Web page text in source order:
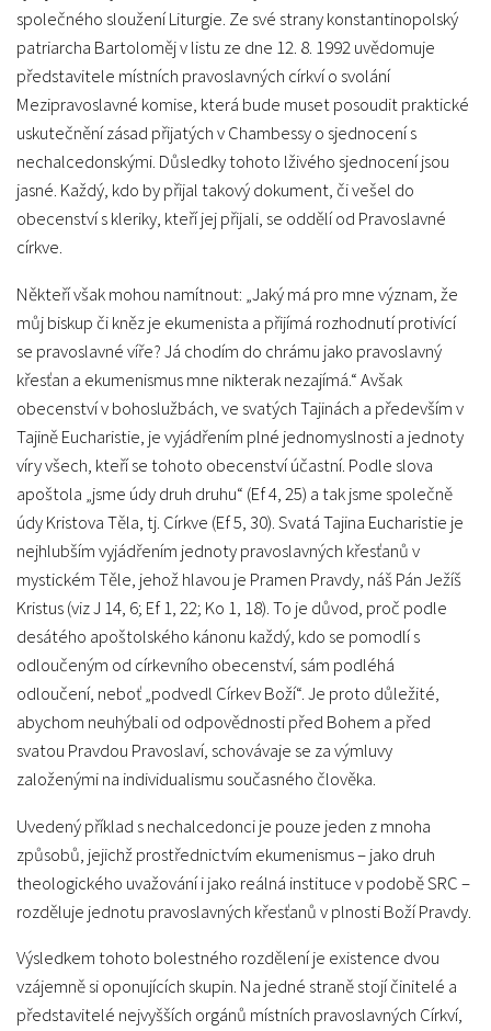
společného sloužení Liturgie. Ze své strany konstantinopolský
patriarcha Bartoloměj v listu ze dne 12. 8. 1992 uvědomuje
představitele místních pravoslavných církví o svolání
Mezipravoslavné komise, která bude muset posoudit praktické
uskutečnění zásad přijatých v Chambessy o sjednocení s
nechalcedonskými. Důsledky tohoto lživého sjednocení jsou
jasné. Každý, kdo by přijal takový dokument, či vešel do
obecenství s kleriky, kteří jej přijali, se oddělí od Pravoslavné
církve.
Někteří však mohou namítnout: „Jaký má pro mne význam, že
můj biskup či kněz je ekumenista a přijímá rozhodnutí protivící
se pravoslavné víře? Já chodím do chrámu jako pravoslavný
křesťan a ekumenismus mne nikterak nezajímá.“ Avšak
obecenství v bohoslužbách, ve svatých Tajinách a především v
Tajině Eucharistie, je vyjádřením plné jednomyslnosti a jednoty
víry všech, kteří se tohoto obecenství účastní. Podle slova
apoštola „jsme údy druh druhu“ (Ef 4, 25) a tak jsme společně
údy Kristova Těla, tj. Církve (Ef 5, 30). Svatá Tajina Eucharistie je
nejhlubším vyjádřením jednoty pravoslavných křesťanů v
mystickém Těle, jehož hlavou je Pramen Pravdy, náš Pán Ježíš
Kristus (viz J 14, 6; Ef 1, 22; Ko 1, 18). To je důvod, proč podle
desátého apoštolského kánonu každý, kdo se pomodlí s
odloučeným od církevního obecenství, sám podléhá
odloučení, neboť „podvedl Církev Boží“. Je proto důležité,
abychom neuhýbali od odpovědnosti před Bohem a před
svatou Pravdou Pravoslaví, schovávaje se za výmluvy
založenými na individualismu současného člověka.
Uvedený příklad s nechalcedonci je pouze jeden z mnoha
způsobů, jejichž prostřednictvím ekumenismus – jako druh
theologického uvažování i jako reálná instituce v podobě SRC –
rozděluje jednotu pravoslavných křesťanů v plnosti Boží Pravdy.
Výsledkem tohoto bolestného rozdělení je existence dvou
vzájemně si oponujících skupin. Na jedné straně stojí činitelé a
představitelé nejvyšších orgánů místních pravoslavných Církví,